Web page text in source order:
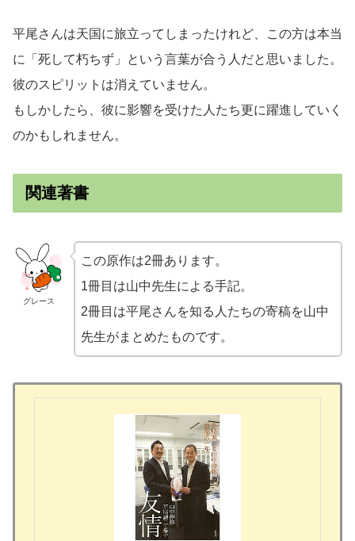
平尾さんは天国に旅立ってしまったけれど、この方は本当
に「死して朽ちず」という言葉が合う人だと思いました。
彼のスピリットは消えていません。
もしかしたら、彼に影響を受けた人たち更に躍進していく
のかもしれません。
関連著書
グレース
この原作は2冊あります。
1冊目は山中先生による手記。
2冊目は平尾さんを知る人たちの寄稿を山中
先生がまとめたものです。